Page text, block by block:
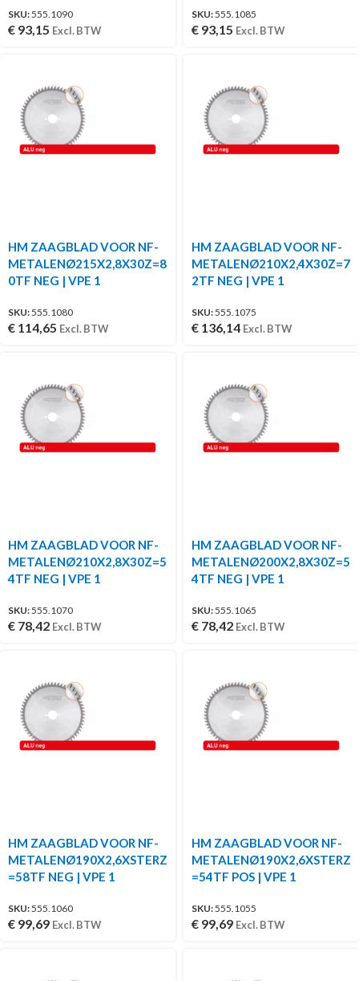
SKU:555.1090
€ 93,15 Excl. BTW
SKU:555.1085
€ 93,15 Excl. BTW
HM ZAAGBLAD VOOR NF-
METALENØ215X2,8X30Z=8
0TF NEG | VPE 1
SKU:555.1080
€ 114,65 Excl. BTW
HM ZAAGBLAD VOOR NF-
METALENØ210X2,4X30Z=7
2TF NEG | VPE 1
SKU:555.1075
€ 136,14 Excl. BTW
HM ZAAGBLAD VOOR NF-
METALENØ210X2,8X30Z=5
4TF NEG | VPE 1
SKU:555.1070
€ 78,42 Excl. BTW
HM ZAAGBLAD VOOR NF-
METALENØ200X2,8X30Z=5
4TF NEG | VPE 1
SKU:555.1065
€ 78,42 Excl. BTW
HM ZAAGBLAD VOOR NF-
METALENØ190X2,6XSTERZ
=58TF NEG | VPE 1
SKU:555.1060
€ 99,69 Excl. BTW
HM ZAAGBLAD VOOR NF-
METALENØ190X2,6XSTERZ
=54TF POS | VPE 1
SKU:555.1055
€ 99,69 Excl. BTW